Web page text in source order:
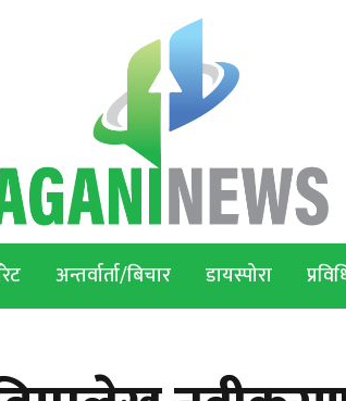
अन्तर्वार्ता/बिचार डायस्पोरा